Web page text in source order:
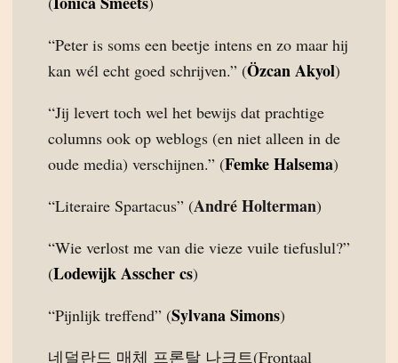
“Peter is soms een beetje intens en zo maar hij
kan wél echt goed schrijven.” (Özcan Akyol)
“Jij levert toch wel het bewijs dat prachtige
columns ook op weblogs (en niet alleen in de
oude media) verschijnen.” (Femke Halsema)
“Literaire Spartacus” (André Holterman)
“Wie verlost me van die vieze vuile tiefuslul?”
(Lodewijk Asscher cs)
“Pijnlijk treffend” (Sylvana Simons)
네덜란드 매체 프론탈 나크트(Frontaal